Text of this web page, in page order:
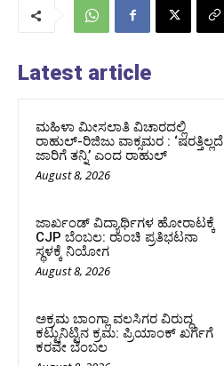
Latest article
ಮಹಿಳಾ ಮೀಸಲಾತಿ ವಿಚಾರದಲ್ಲಿ
ರಾಹುಲ್‌-ರಿಜಿಜು ವಾಕ್ಸಮರ : ‘ಷರತ್ತಿಲ್ಲದೆ
ಜಾರಿಗೆ ತನ್ನಿ’ ಎಂದ ರಾಹುಲ್‌
August 8, 2026
ಜಾರ್ಖಂಡ್‌ ವಿದ್ಯಾರ್ಥಿಗಳ ಹೋರಾಟಕ್ಕೆ
CJP ಬೆಂಬಲ: ರಾಂಚಿ ಪ್ರತಿಭಟನಾ
ಸ್ಥಳಕ್ಕೆ ನಿಯೋಗ
August 8, 2026
ಅಕ್ರಮ ಬಾಂಗ್ಲಾ ವಲಸಿಗರ ವಿರುದ್ಧ
ಕಟ್ಟುನಿಟ್ಟಿನ ಕ್ರಮ: ಪ್ರಿಯಾಂಕ್ ಖರ್ಗೆಗೆ
ಕರವೇ ಬೆಂಬಲ